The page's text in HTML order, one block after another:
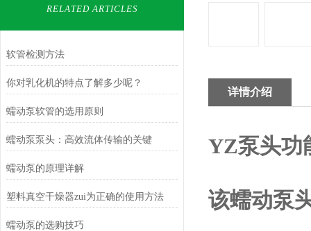
RELATED ARTICLES
软管检测方法
你对乳化机的特点了解多少呢？
蠕动泵软管的选用原则
蠕动泵泵头：高效流体传输的关键
蠕动泵的原理详解
塑料真空干燥器zui为正确的使用方法
蠕动泵的选购技巧
详情介绍
YZ泵头功
该蠕动泵